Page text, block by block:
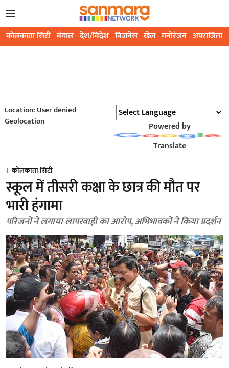
कोलकाता सिटी बंगाल देश/विदेश बिजनेस खेल मनोरंजन अपराजिता
Location: User denied
Geolocation
Powered by
Translate
कोलकाता सिटी
स्कूल में तीसरी कक्षा के छात्र की मौत पर
भारी हंगामा
परिजनों ने लगाया लापरवाही का आरोप, अभिभावकों ने किया प्रदर्शन